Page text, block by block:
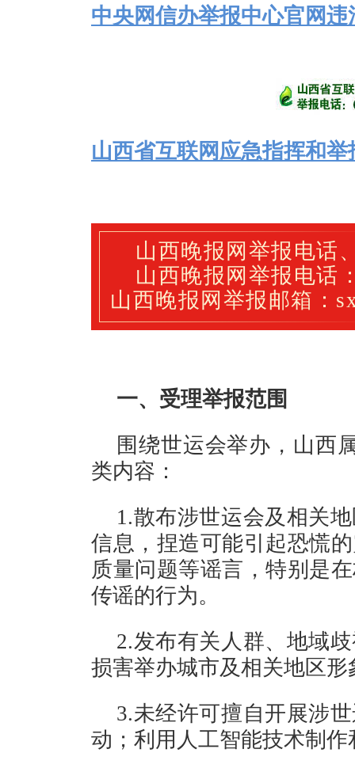
中央网信办举报中心官网
山西省互联网应急指挥和
山西晚报网举报电话
山西晚报网举报电话
山西晚报网举报邮箱：
一、受理举报范围
围绕世运会举办，山西
类内容：
1.散布涉世运会及相关
信息，捏造可能引起恐慌
质量问题等谣言，特别是
传谣的行为。
2.发布有关人群、地域
损害举办城市及相关地区形
3.未经许可擅自开展涉
动；利用人工智能技术制